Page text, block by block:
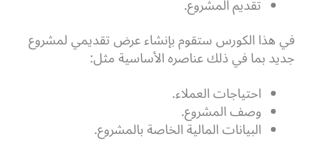
في هذا الكورس ستقوم بإنشاء عرض تقديمي لمشروع
جديد بما في ذلك عناصره الأساسية مثل:
احتياجات العملاء.
وصف المشروع.
البيانات المالية الخاصة بالمشروع.